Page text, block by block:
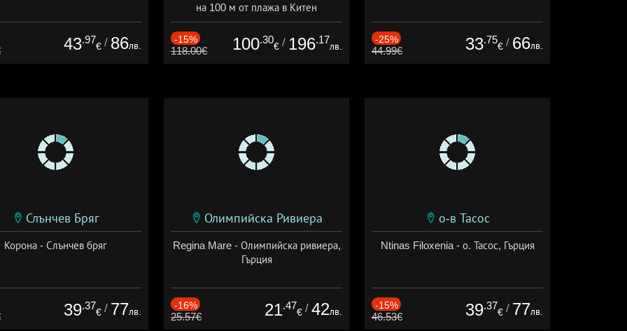
43.97
€ / 86лв.
на 100 м от плажа в Китен
Дата: 01.06 - 29.09 + all inclusive
-15%
118.00€ 100.30
€ / 196.17
лв.
-25%
44.99€ 33.75
€ / 66лв.
Слънчев Бряг
Корона - Слънчев бряг
39.37
€ / 77лв.
Олимпийска Ривиера
Regina Mare - Олимпийска ривиера,
Гърция
-16%
25.57€ 21.47
€ / 42лв.
о-в Тасос
Ntinas Filoxenia - о. Тасос, Гърция
-15%
46.53€ 39.37
€ / 77лв.